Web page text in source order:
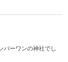
バーワンの神社でし